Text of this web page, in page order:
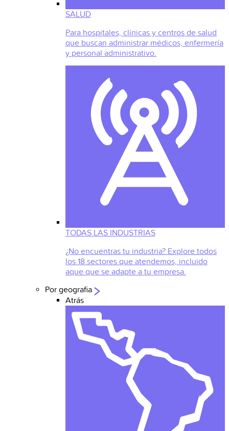
SALUD
Para hospitales, clínicas y centros de salud
que buscan administrar médicos, enfermería
y personal administrativo.
TODAS LAS INDUSTRIAS
¿No encuentras tu industria? Explore todos
los 18 sectores que atendemos, incluido
aque que se adapte a tu empresa.
Por geografia
Atrás